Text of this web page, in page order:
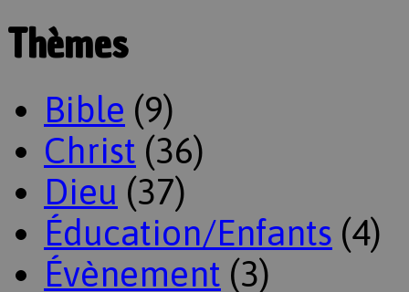
Thèmes
Bible (9)
Christ (36)
Dieu (37)
Éducation/Enfants (4)
Évènement (3)